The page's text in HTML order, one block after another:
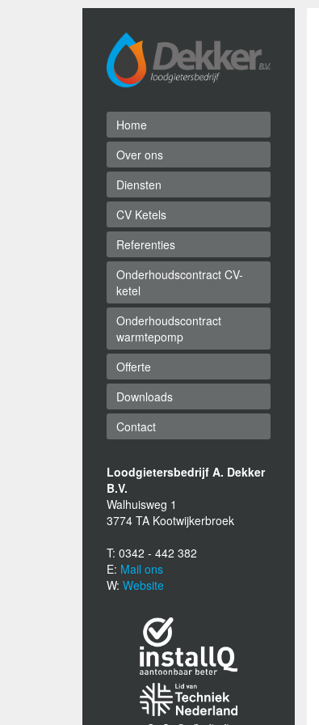
Home
Over ons
Diensten
CV Ketels
Referenties
Onderhoudscontract CV-
ketel
Onderhoudscontract
warmtepomp
Offerte
Downloads
Contact
Loodgietersbedrijf A. Dekker
B.V.
Walhuisweg 1
3774 TA Kootwijkerbroek
T: 0342 - 442 382
E: Mail ons
W: Website